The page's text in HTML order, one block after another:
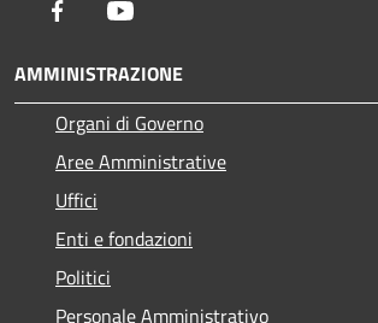
Facebook
AMMINISTRAZIONE
Organi di Governo
Aree Amministrative
Uffici
Enti e fondazioni
Politici
Personale Amministrativo